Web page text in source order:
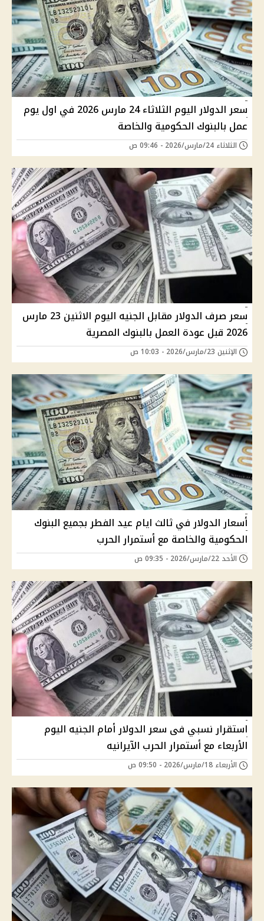
سعر الدولار اليوم الثلاثاء 24 مارس 2026 في اول يوم
عمل بالبنوك الحكومية والخاصة
الثلاثاء 24/مارس/2026 - 09:46 ص
سعر صرف الدولار مقابل الجنيه اليوم الاثنين 23 مارس
2026 قبل عودة العمل بالبنوك المصرية
الإثنين 23/مارس/2026 - 10:03 ص
أسعار الدولار في ثالث ايام عيد الفطر بجميع البنوك
الحكومية والخاصة مع أستمرار الحرب
الأحد 22/مارس/2026 - 09:35 ص
استقرار نسبي فى سعر الدولار أمام الجنيه اليوم
الأربعاء مع أستمرار الحرب الآيرانيه
الأربعاء 18/مارس/2026 - 09:50 ص